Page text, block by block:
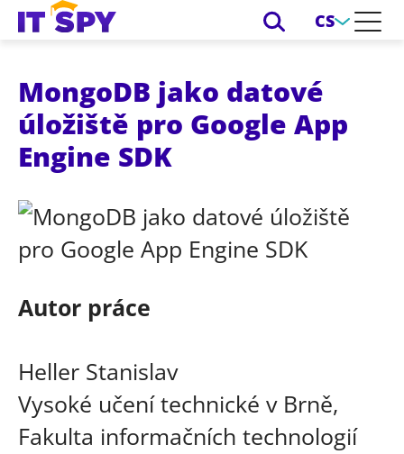
CS
MongoDB jako datové
úložiště pro Google App
Engine SDK
Autor práce
Heller Stanislav
Vysoké učení technické v Brně,
Fakulta informačních technologií